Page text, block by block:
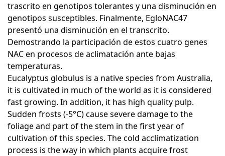
trascrito en genotipos tolerantes y una disminución en
genotipos susceptibles. Finalmente, EgloNAC47
presentó una disminución en el transcrito.
Demostrando la participación de estos cuatro genes
NAC en procesos de aclimatación ante bajas
temperaturas.
Eucalyptus globulus is a native species from Australia,
it is cultivated in much of the world as it is considered
fast growing. In addition, it has high quality pulp.
Sudden frosts (-5°C) cause severe damage to the
foliage and part of the stem in the first year of
cultivation of this species. The cold acclimatization
process is the way in which plants acquire frost